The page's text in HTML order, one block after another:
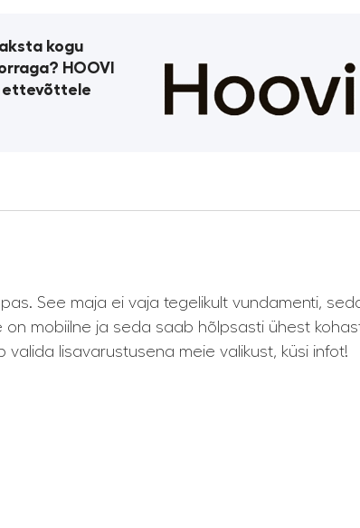
kogu
HOOVI
ettevõttele
See maja ei vaja tegelikult vundamenti,
mobiilne ja seda saab hõlpsasti ühest
lisavarustusena meie valikust, küsi infot!